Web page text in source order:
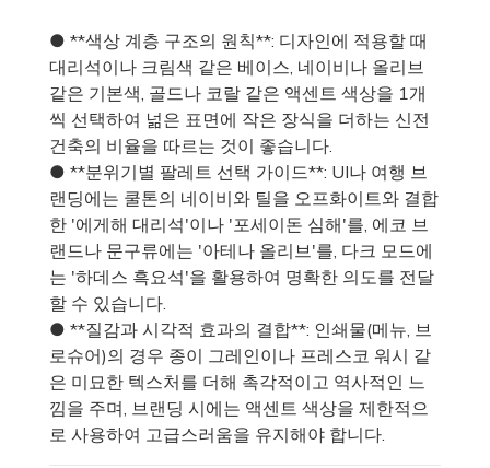
● **색상 계층 구조의 원칙**: 디자인에 적용할 때
대리석이나 크림색 같은 베이스, 네이비나 올리브
같은 기본색, 골드나 코랄 같은 액센트 색상을 1개
씩 선택하여 넒은 표면에 작은 장식을 더하는 신전
건축의 비율을 따르는 것이 좋습니다.
● **분위기별 팔레트 선택 가이드**: UI나 여행 브
랜딩에는 쿨톤의 네이비와 틸을 오프화이트와 결합
한 '에게해 대리석'이나 '포세이돈 심해'를, 에코 브
랜드나 문구류에는 '아테나 올리브'를, 다크 모드에
는 '하데스 흑요석'을 활용하여 명확한 의도를 전달
할 수 있습니다.
● **질감과 시각적 효과의 결합**: 인쇄물(메뉴, 브
로슈어)의 경우 종이 그레인이나 프레스코 워시 같
은 미묘한 텍스처를 더해 촉각적이고 역사적인 느
낌을 주며, 브랜딩 시에는 액센트 색상을 제한적으
로 사용하여 고급스러움을 유지해야 합니다.